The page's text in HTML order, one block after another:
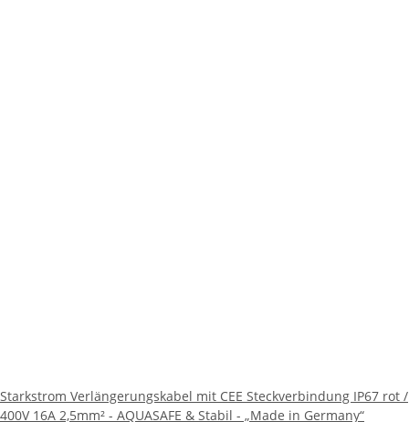
Starkstrom Verlängerungskabel mit CEE Steckverbindung IP67 rot /
400V 16A 2,5mm² - AQUASAFE & Stabil - „Made in Germany“